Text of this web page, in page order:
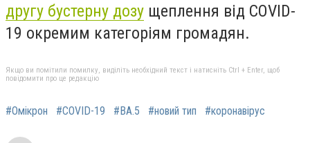
другу бустерну дозу щеплення від COVID-
19 окремим категоріям громадян.
Якщо ви помітили помилку, виділіть необхідний текст і натисніть Ctrl + Enter, щоб
повідомити про це редакцію
#Омікрон #COVID-19 #ВА.5 #новий тип #коронавірус